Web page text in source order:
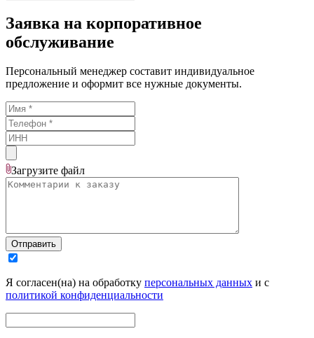
Заявка на корпоративное
обслуживание
Персональный менеджер составит индивидуальное
предложение и оформит все нужные документы.
Загрузите файл
Отправить
Я согласен(на) на обработку персональных данных и с
политикой конфиденциальности